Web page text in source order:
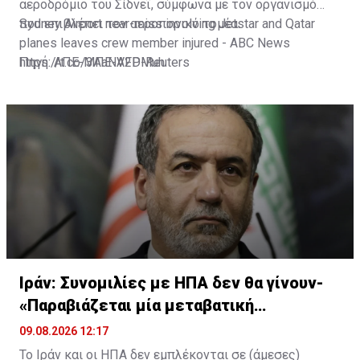
αεροδρόμιο του Σίδνεϊ, σύμφωνα με τον οργανισμό
που επιβλέπει τον αεροπορικό τομέα.
Sydney Airport near-miss involving Jetstar and Qatar
planes leaves crew member injured - ABC News
https://t.co/3AaNV2DMuh
Πηγή: ΑΠΕ-ΜΠΕ-AFP-Reuters
Ιράν: Συνομιλίες με ΗΠΑ δεν θα γίνουν-
«Παραβιάζεται μία μεταβατική
συμφωνία»
09.08.2026 12:17
Το Ιράν και οι ΗΠΑ δεν εμπλέκονται σε (άμεσες)